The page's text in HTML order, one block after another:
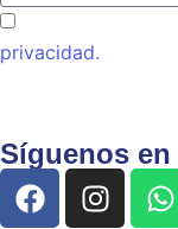
privacidad.
Síguenos